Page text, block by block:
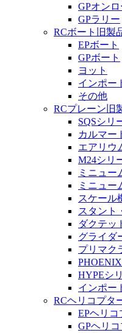
GPオンロ
GPラリー
RCボート旧製
EPボート
GPボート
ヨット
インポー
その他
RCプレーン旧
SQSシリ
カルマー
エアリウ
M24シリ
ミニュー
ミニュー
スケール
スタント
ダクテッ
グライダ
プリマク
HYPEシ
インポー
RCヘリコプタ
EPヘリコ
GPヘリ